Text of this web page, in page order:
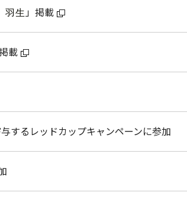
羽生 」掲載
載
するレッドカップキャンペーンに参加